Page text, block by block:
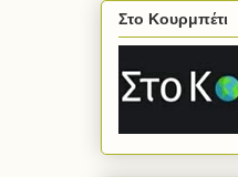
Στο Κουρμπέτι